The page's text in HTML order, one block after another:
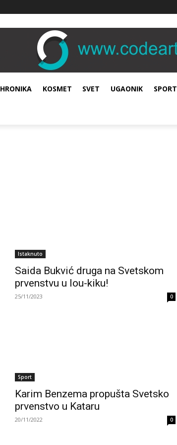
HRONIKA KOSMET SVET UGAONIK SPORT
Istaknuto
Saida Bukvić druga na Svetskom
prvenstvu u lou-kiku!
25/11/2023 0
Sport
Karim Benzema propušta Svetsko
prvenstvo u Kataru
20/11/2022 0